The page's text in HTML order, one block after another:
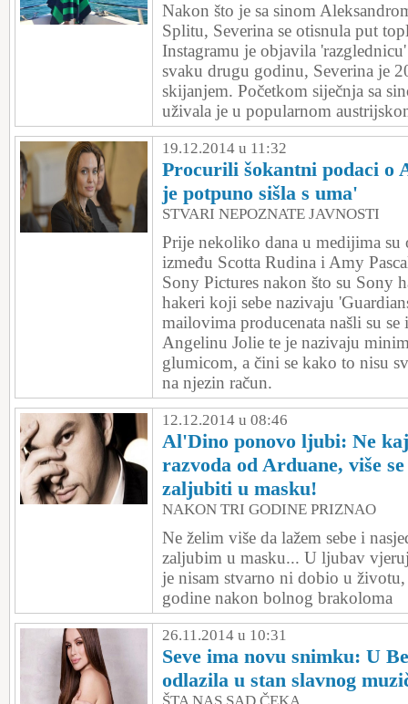
Nakon što je sa sinom
Splitu, Severina se otisnula put
Instagramu je objavila
svaku drugu godinu, Severina je
skijanjem. Početkom siječnja sa
uživala je u popularnom
19.12.2014 u 11:32
Procurili šokantni podaci o
je potpuno sišla s uma'
STVARI NEPOZNATE JAVNOSTI
Prije nekoliko dana u medijima
između Scotta Rudina i Amy
Sony Pictures nakon što su Sony
hakeri koji sebe nazivaju
mailovima producenata našli su
Angelinu Jolie te je nazivaju
glumicom, a čini se kako to nisu
na njezin račun.
12.12.2014 u 08:46
Al'Dino ponovo ljubi: Ne
razvoda od Arduane, više
zaljubiti u masku!
NAKON TRI GODINE PRIZNAO
Ne želim više da lažem sebe i
zaljubim u masku... U ljubav
je nisam stvarno ni dobio u
godine nakon bolnog brakoloma
26.11.2014 u 10:31
Seve ima novu snimku: U
odlazila u stan slavnog